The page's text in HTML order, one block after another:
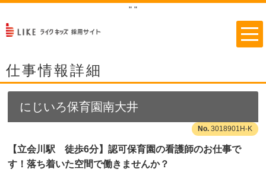
" "
仕事情報詳細
にじいろ保育園南大井
3018901H-K
【立会川駅 徒歩6分】認可保育園の看護師のお仕事で
す！落ち着いた空間で働きませんか？